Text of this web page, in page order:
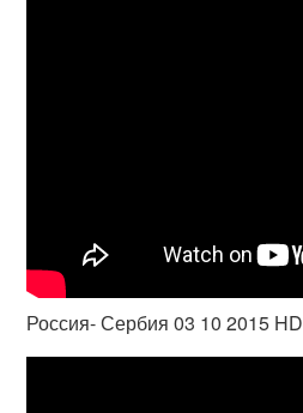
Россия- Сербия 03 10 2015 HD